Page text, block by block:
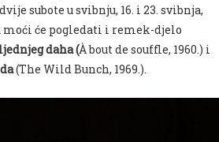
subote u svibnju, 16. i 23. svibnja,
će pogledati i remek-djelo
daha (À bout de souffle, 1960.) i
(The Wild Bunch, 1969.).